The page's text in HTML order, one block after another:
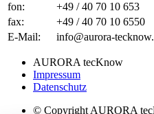
fon:
+49 / 40 70 10 653
fax:
+49 / 40 70 10 6550
E-Mail:
info@aurora-
AURORA tecKnow
Impressum
Datenschutz
© Copyright AURORA